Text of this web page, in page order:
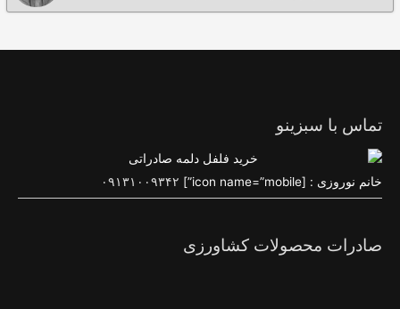
تماس با سبزینو
خانم نوروزی : [icon name=”mobile”] ۰۹۱۳۱۰۰۹۳۴۲
صادرات محصولات کشاورزی